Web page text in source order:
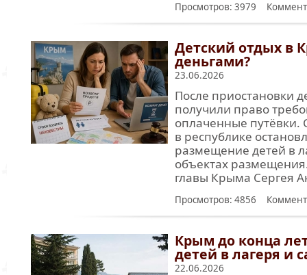
Просмотров: 3979
Детский отдых в
деньгами?
23.06.2026
После приостановки
получили право
оплаченные путёвки.
в республике
размещение детей в
объектах
главы Крыма Сергея
Просмотров: 4856
Крым до конца
детей в лагеря и
22.06.2026